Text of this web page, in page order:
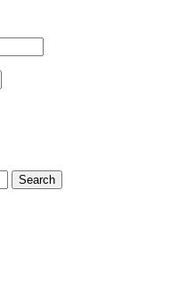
Search